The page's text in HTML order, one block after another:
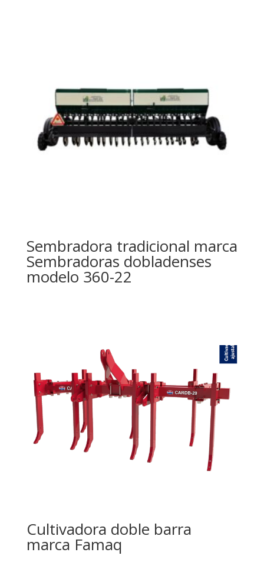
Sembradora tradicional marca
Sembradoras dobladenses
modelo 360-22
Cultivadora doble barra
marca Famaq